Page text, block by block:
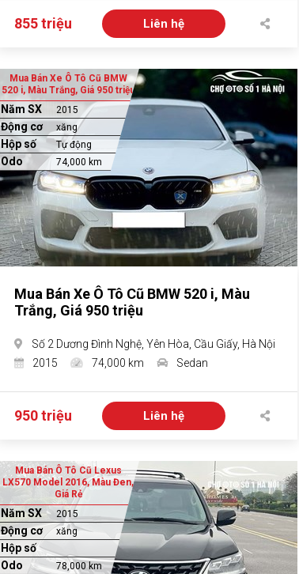
855 triệu Liên hệ
Mua Bán Xe Ô Tô Cũ BMW
520 i, Màu Trắng, Giá 950 triệu
Năm SX 2015
Động cơ xăng
Hộp số Tự động
Odo 74,000 km
Mua Bán Xe Ô Tô Cũ BMW 520 i, Màu
Trắng, Giá 950 triệu
Số 2 Dương Đình Nghệ, Yên Hòa, Cầu Giấy, Hà Nội
2015
74,000 km Sedan
950 triệu Liên hệ
Mua Bán Ô Tô Cũ Lexus
LX570 Model 2016, Màu Đen,
Giá Rẻ
Năm SX 2015
Động cơ xăng
Hộp số
Odo
78,000 km